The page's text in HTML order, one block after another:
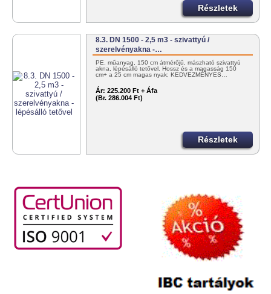
Részletek
8.3. DN 1500 - 2,5 m3 - szivattyú /
szerelvényakna -…
PE. műanyag, 150 cm átmérőjű, mászható szivattyú
akna, lépésálló tetővel. Hossz és a magasság 150
cm+ a 25 cm magas nyak; KEDVEZMÉNYES…
Ár: 225.200 Ft + Áfa
(Br. 286.004 Ft)
Részletek